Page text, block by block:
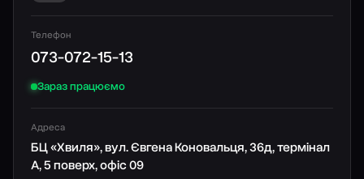
Телефон
073-072-15-13
Зараз працюємо
Адреса
БЦ «Хвиля», вул. Євгена Коновальця, 36д, термінал
А, 5 поверх, офіс 09